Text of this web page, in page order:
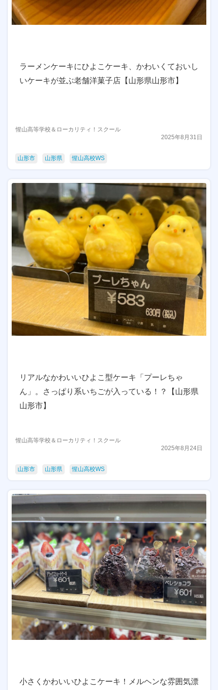
ラーメンケーキにひよこケーキ、かわいくておいし
いケーキが並ぶ老舗洋菓子店【山形県山形市】
惺山高等学校＆ローカリティ！スクール
2025年8月31日
山形市 山形県 惺山高校WS
リアルなかわいいひよこ型ケーキ「プーレちゃ
ん」。さっぱり系いちごが入っている！？【山形県
山形市】
惺山高等学校＆ローカリティ！スクール
2025年8月24日
山形市 山形県 惺山高校WS
小さくかわいいひよこケーキ！メルヘンな雰囲気漂